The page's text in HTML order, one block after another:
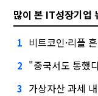
많이 본 IT성장기업
1 비트코인·리플
2 "중국서도 통했
3 가상자산 과세